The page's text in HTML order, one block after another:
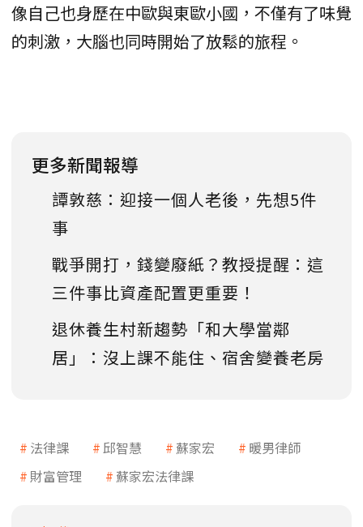
像自己也身歷在中歐與東歐小國，不僅有了味覺
的刺激，大腦也同時開始了放鬆的旅程。
更多新聞報導
譚敦慈：迎接一個人老後，先想5件
事
戰爭開打，錢變廢紙？教授提醒：這
三件事比資產配置更重要！
退休養生村新趨勢「和大學當鄰
居」：沒上課不能住、宿舍變養老房
法律課 邱智慧 蘇家宏
暖男律師
財富管理
蘇家宏法律課